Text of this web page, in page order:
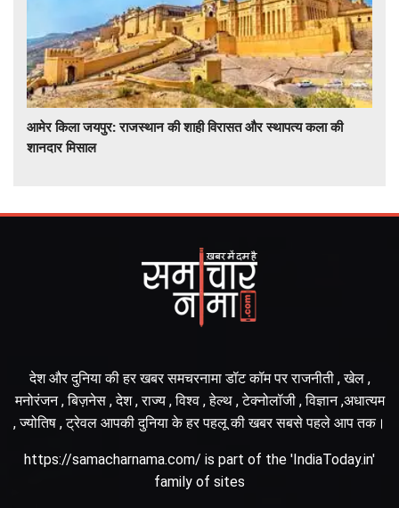
आमेर किला जयपुर: राजस्थान की शाही विरासत और स्थापत्य कला की
शानदार मिसाल
देश और दुनिया की हर खबर समचरनामा डॉट कॉम पर राजनीती , खेल ,
मनोरंजन , बिज़नेस , देश , राज्य , विश्व , हेल्थ , टेक्नोलॉजी , विज्ञान ,अधात्यम
, ज्योतिष , ट्रेवल आपकी दुनिया के हर पहलू की खबर सबसे पहले आप तक।
https://samacharnama.com/ is part of the 'IndiaToday.in'
family of sites